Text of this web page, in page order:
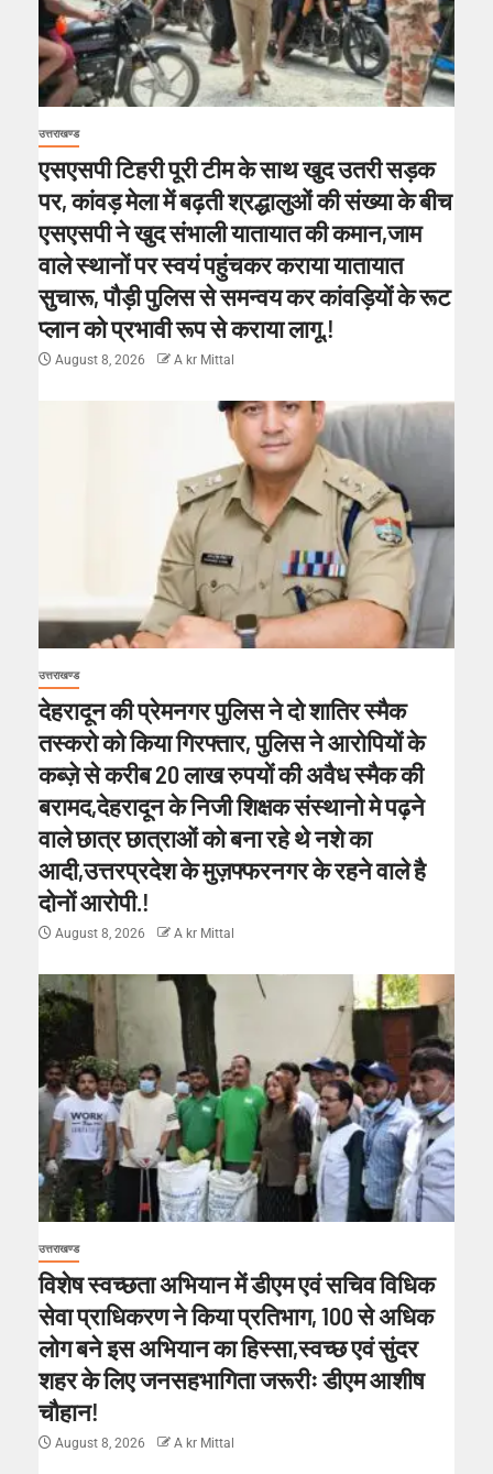
उत्तराखण्ड
एसएसपी टिहरी पूरी टीम के साथ खुद उतरी सड़क
पर, कांवड़ मेला में बढ़ती श्रद्धालुओं की संख्या के बीच
एसएसपी ने खुद संभाली यातायात की कमान,जाम
वाले स्थानों पर स्वयं पहुंचकर कराया यातायात
सुचारू, पौड़ी पुलिस से समन्वय कर कांवड़ियों के रूट
प्लान को प्रभावी रूप से कराया लागू.!
August 8, 2026 A kr Mittal
उत्तराखण्ड
देहरादून की प्रेमनगर पुलिस ने दो शातिर स्मैक
तस्करो को किया गिरफ्तार, पुलिस ने आरोपियों के
कब्ज़े से करीब 20 लाख रुपयों की अवैध स्मैक की
बरामद,देहरादून के निजी शिक्षक संस्थानो मे पढ़ने
वाले छात्र छात्राओं को बना रहे थे नशे का
आदी,उत्तरप्रदेश के मुज़फ्फरनगर के रहने वाले है
दोनों आरोपी.!
August 8, 2026 A kr Mittal
उत्तराखण्ड
विशेष स्वच्छता अभियान में डीएम एवं सचिव विधिक
सेवा प्राधिकरण ने किया प्रतिभाग, 100 से अधिक
लोग बने इस अभियान का हिस्सा,स्वच्छ एवं सुंदर
शहर के लिए जनसहभागिता जरूरीः डीएम आशीष
चौहान!
August 8, 2026 A kr Mittal